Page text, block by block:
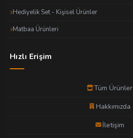
Hediyelik Set - Kişisel Ürünler
Matbaa Ürünleri
Hızlı Erişim
Tüm Ürünler
Hakkımızda
İletişim